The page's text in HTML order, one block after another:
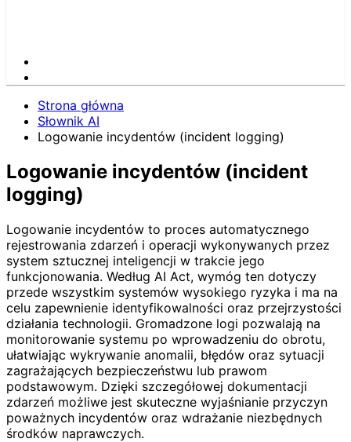
Strona główna
Słownik AI
Logowanie incydentów (incident logging)
Logowanie incydentów (incident
logging)
Logowanie incydentów to proces automatycznego
rejestrowania zdarzeń i operacji wykonywanych przez
system sztucznej inteligencji w trakcie jego
funkcjonowania. Według AI Act, wymóg ten dotyczy
przede wszystkim systemów wysokiego ryzyka i ma na
celu zapewnienie identyfikowalności oraz przejrzystości
działania technologii. Gromadzone logi pozwalają na
monitorowanie systemu po wprowadzeniu do obrotu,
ułatwiając wykrywanie anomalii, błędów oraz sytuacji
zagrażających bezpieczeństwu lub prawom
podstawowym. Dzięki szczegółowej dokumentacji
zdarzeń możliwe jest skuteczne wyjaśnianie przyczyn
poważnych incydentów oraz wdrażanie niezbędnych
środków naprawczych.